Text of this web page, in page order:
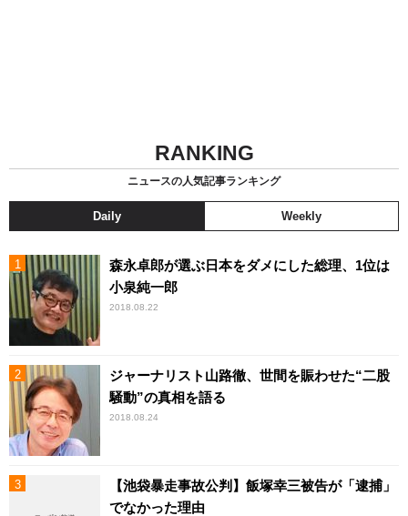
RANKING
ニュースの人気記事ランキング
Daily Weekly
森永卓郎が選ぶ日本をダメにした総理、1位は
小泉純一郎
2018.08.22
ジャーナリスト山路徹、世間を賑わせた“二股
騒動”の真相を語る
2018.08.24
【池袋暴走事故公判】飯塚幸三被告が「逮捕」
でなかった理由